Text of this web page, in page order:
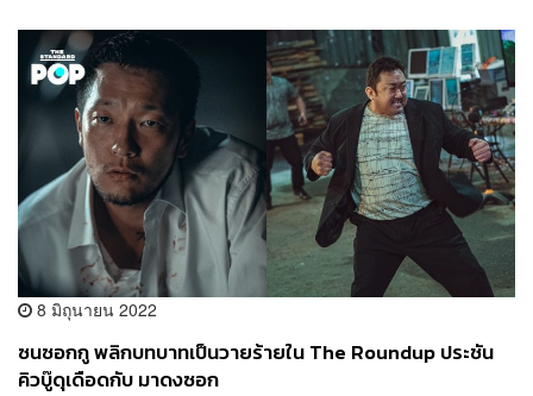
8 มิถุนายน 2022
ซนซอกกู พลิกบทบาทเป็นวายร้ายใน The Roundup ประชัน
คิวบู๊ดุเดือดกับ มาดงซอก